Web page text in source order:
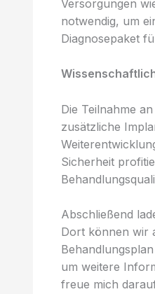
Versorgungen
notwendig, um
Diagnosepaket
Die Teilnahme
zusätzliche
Sicherheit
Abschließend
Dort können wir
um weitere
freue mich